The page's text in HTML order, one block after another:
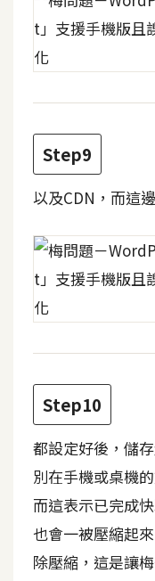
前
端
H
L
/
C
S
J
a
v
a
r
p
t
U
I
Step9
以及CDN，而這
Step10
都設定好後，儲
別在手機或桌機
而這表示已完成
也會一被壓縮起
除壓縮，這是讓